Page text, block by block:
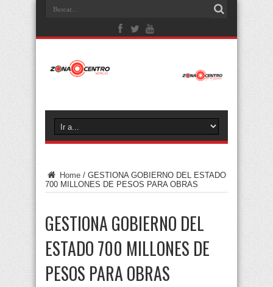
Home / GESTIONA GOBIERNO DEL ESTADO
700 MILLONES DE PESOS PARA OBRAS
GESTIONA GOBIERNO DEL
ESTADO 700 MILLONES DE
PESOS PARA OBRAS